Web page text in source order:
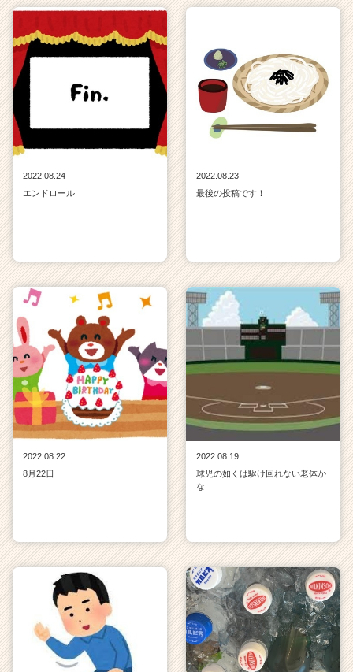
r
e
r）
2022.08.24
エンドロール
2022.08.23
最後の投稿です！
2022.08.22
8月22日
2022.08.19
球児の如くは駆け回れない老体か
な